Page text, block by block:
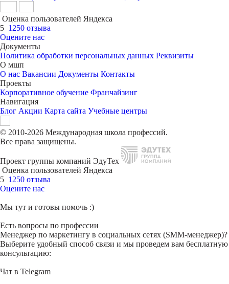
Оценка пользователей Яндекса
5 1250 отзыва
Оцените нас
Документы
Политика обработки персональных данных Реквизиты
О мшп
О нас Вакансии Документы Контакты
Проекты
Корпоративное обучение Франчайзинг
Навигация
Блог Акции Карта сайта Учебные центры
© 2010-2026 Международная школа профессий.
Все права защищены.
Проект группы компаний ЭдуТех
Оценка пользователей Яндекса
5 1250 отзыва
Оцените нас
Мы тут и готовы помочь :)
Есть вопросы по профессии
Менеджер по маркетингу в социальных сетях (SMM-менеджер)?
Выберите удобный способ связи и мы проведем вам бесплатную
консультацию:
Чат в Telegram